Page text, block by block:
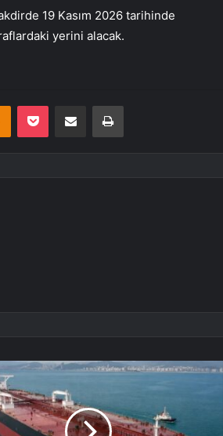
19 Kasım 2026 tarihinde
yerini alacak.
Odnoklassniki
Pocket E-Posta ile paylaş Yazdır